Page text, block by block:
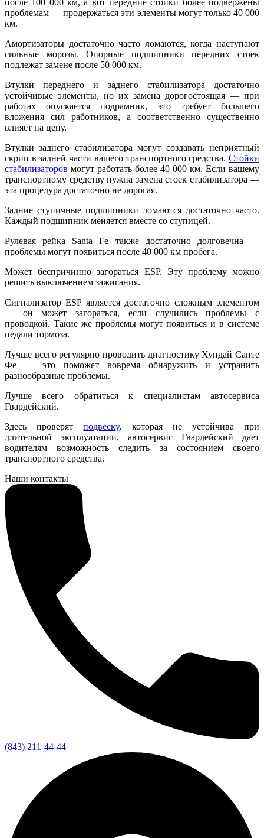
после 100 000 км, а вот передние стойки более подвержены
проблемам — продержаться эти элементы могут только 40 000
км.
Амортизаторы достаточно часто ломаются, когда наступают
сильные морозы. Опорные подшипники передних стоек
подлежат замене после 50 000 км.
Втулки переднего и заднего стабилизатора достаточно
устойчивые элементы, но их замена дорогостоящая — при
работах опускается подрамник, это требует большего
вложения сил работников, а соответственно существенно
влияет на цену.
Втулки заднего стабилизатора могут создавать неприятный
скрип в задней части вашего транспортного средства. Стойки
стабилизаторов могут работать более 40 000 км. Если вашему
транспортному средству нужна замена стоек стабилизатора —
эта процедура достаточно не дорогая.
Задние ступичные подшипники ломаются достаточно часто.
Каждый подшипник меняется вместе со ступицей.
Рулевая рейка Santa Fe также достаточно долговечна —
проблемы могут появиться после 40 000 км пробега.
Может беспричинно загораться ESP. Эту проблему можно
решить выключением зажигания.
Сигнализатор ESP является достаточно сложным элементом
— он может загораться, если случились проблемы с
проводкой. Такие же проблемы могут появиться и в системе
педали тормоза.
Лучше всего регулярно проводить диагностику Хундай Санте
Фе — это поможет вовремя обнаружить и устранить
разнообразные проблемы.
Лучше всего обратиться к специалистам автосервиса
Гвардейский.
Здесь проверятподвеску, которая не устойчива при
длительной эксплуатации, автосервис Гвардейский дает
водителям возможность следить за состоянием своего
транспортного средства.
Наши контакты
(843) 211-44-44